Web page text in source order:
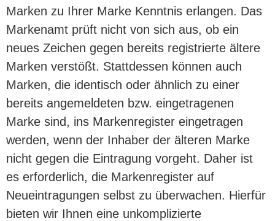
Marken zu Ihrer Marke Kenntnis erlangen. Das
Markenamt prüft nicht von sich aus, ob ein
neues Zeichen gegen bereits registrierte ältere
Marken verstößt. Stattdessen können auch
Marken, die identisch oder ähnlich zu einer
bereits angemeldeten bzw. eingetragenen
Marke sind, ins Markenregister eingetragen
werden, wenn der Inhaber der älteren Marke
nicht gegen die Eintragung vorgeht. Daher ist
es erforderlich, die Markenregister auf
Neueintragungen selbst zu überwachen. Hierfür
bieten wir Ihnen eine unkomplizierte